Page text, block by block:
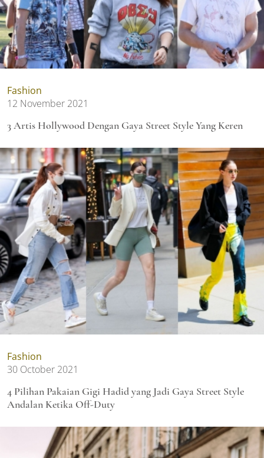
Fashion
12 November 2021
3 Artis Hollywood Dengan Gaya Street Style Yang Keren
Fashion
30 October 2021
4 Pilihan Pakaian Gigi Hadid yang Jadi Gaya Street Style
Andalan Ketika Off-Duty